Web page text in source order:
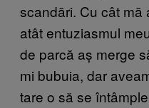
scandări. Cu cât mă
atât entuziasmul
de parcă aș merge
mi bubuia, dar
tare o să se